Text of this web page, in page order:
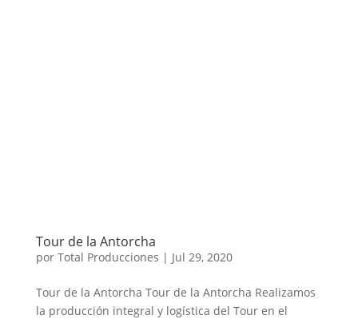
Tour de la Antorcha
por Total Producciones | Jul 29, 2020
Tour de la Antorcha Tour de la Antorcha Realizamos
la producción integral y logística del Tour en el